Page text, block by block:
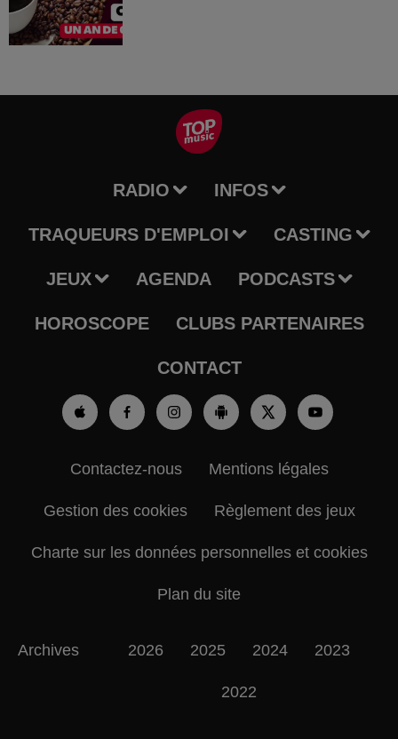
RADIO INFOS
TRAQUEURS D'EMPLOI CASTING
JEUX AGENDA PODCASTS
HOROSCOPE CLUBS PARTENAIRES
CONTACT
Contactez-nous Mentions légales
Gestion des cookies Règlement des jeux
Charte sur les données personnelles et cookies
Plan du site
Archives 2026 2025 2024 2023
2022